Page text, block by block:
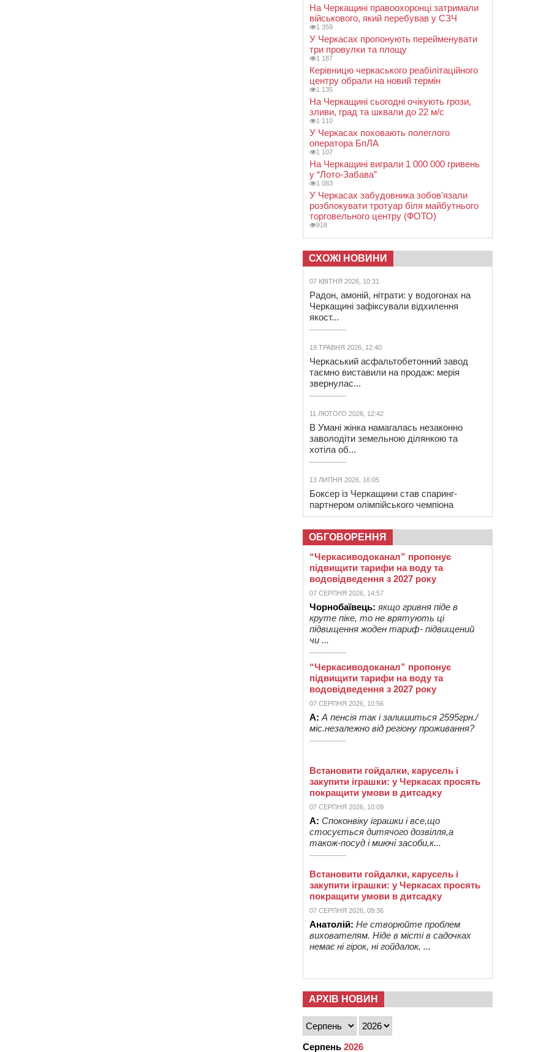
На Черкащині правоохоронці затримали
військового, який перебував у СЗЧ
1 359
У Черкасах пропонують перейменувати
три провулки та площу
1 187
Керівницю черкаського реабілітаційного
центру обрали на новий термін
1 135
На Черкащині сьогодні очікують грози,
зливи, град та шквали до 22 м/с
1 110
У Черкасах поховають полеглого
оператора БпЛА
1 107
На Черкащині виграли 1 000 000 гривень
у “Лото-Забава”
1 083
У Черкасах забудовника зобов’язали
розблокувати тротуар біля майбутнього
торговельного центру (ФОТО)
918
СХОЖІ НОВИНИ
07 КВІТНЯ 2026, 10:31
Радон, амоній, нітрати: у водогонах на
Черкащині зафіксували відхилення
якост...
19 ТРАВНЯ 2026, 12:40
Черкаський асфальтобетонний завод
таємно виставили на продаж: мерія
звернулас...
11 ЛЮТОГО 2026, 12:42
В Умані жінка намагалась незаконно
заволодіти земельною ділянкою та
хотіла об...
13 ЛИПНЯ 2026, 16:05
Боксер із Черкащини став спаринг-
партнером олімпійського чемпіона
ОБГОВОРЕННЯ
“Черкасиводоканал” пропонує
підвищити тарифи на воду та
водовідведення з 2027 року
07 СЕРПНЯ 2026, 14:57
Чорнобаївець: якщо гривня піде в
круте піке, то не врятують ці
підвищення жоден тариф- підвищений
чи ...
“Черкасиводоканал” пропонує
підвищити тарифи на воду та
водовідведення з 2027 року
07 СЕРПНЯ 2026, 10:56
А: А пенсія так і залишиться 2595грн./
міс.незалежно від регіону проживання?
Встановити гойдалки, карусель і
закупити іграшки: у Черкасах просять
покращити умови в дитсадку
07 СЕРПНЯ 2026, 10:09
А: Споконвіку іграшки і все,що
стосується дитячого дозвілля,а
також-посуд і миючі засоби,к...
Встановити гойдалки, карусель і
закупити іграшки: у Черкасах просять
покращити умови в дитсадку
07 СЕРПНЯ 2026, 09:36
Анатолій: Не створюйте проблем
вихователям. Ніде в місті в садочках
немає ні гірок, ні гойдалок, ...
АРХІВ НОВИН
Серпень 2026